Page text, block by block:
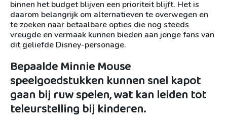
binnen het budget blijven een prioriteit blijft. Het is
daarom belangrijk om alternatieven te overwegen en
te zoeken naar betaalbare opties die nog steeds
vreugde en vermaak kunnen bieden aan jonge fans van
dit geliefde Disney-personage.
Bepaalde Minnie Mouse
speelgoedstukken kunnen snel kapot
gaan bij ruw spelen, wat kan leiden tot
teleurstelling bij kinderen.